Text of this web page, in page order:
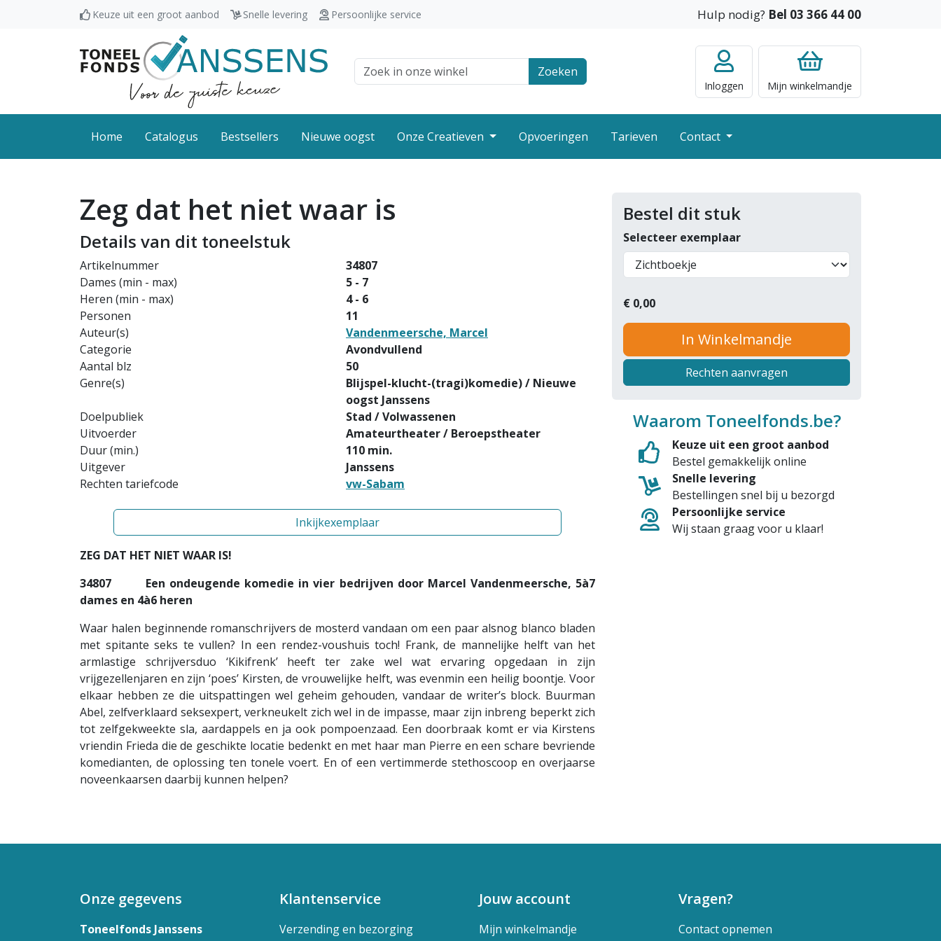
Keuze uit een groot aanbod Snelle levering Persoonlijke service Hulp nodig? Bel 03 366 44 00
Zoek veld Zoeken
Inloggen Mijn winkelmandje
Home Catalogus Bestsellers Nieuwe oogst Onze Creatieven Opvoeringen Tarieven Contact
Zeg dat het niet waar is
Details van dit toneelstuk
Artikelnummer
34807
Dames (min - max)
5 - 7
Heren (min - max)
4 - 6
Personen
11
Auteur(s)
Vandenmeersche, Marcel
Categorie
Avondvullend
Aantal blz
50
Genre(s)
Blijspel-klucht-(tragi)komedie) / Nieuwe
oogst Janssens
Doelpubliek
Stad / Volwassenen
Uitvoerder
Amateurtheater / Beroepstheater
Duur (min.)
110 min.
Uitgever
Janssens
Rechten tariefcode
vw-Sabam
Inkijkexemplaar
ZEG DAT HET NIET WAAR IS!
34807
Een ondeugende komedie in vier bedrijven door Marcel Vandenmeersche, 5à7
dames en 4à6 heren
Waar halen beginnende romanschrijvers de mosterd vandaan om een paar alsnog blanco bladen
met spitante seks te vullen? In een rendez-voushuis toch! Frank, de mannelijke helft van het
armlastige schrijversduo ‘Kikifrenk’ heeft ter zake wel wat ervaring opgedaan in zijn
vrijgezellenjaren en zijn ‘poes’ Kirsten, de vrouwelijke helft, was evenmin een heilig boontje. Voor
elkaar hebben ze die uitspattingen wel geheim gehouden, vandaar de writer’s block. Buurman
Abel, zelfverklaard seksexpert, verkneukelt zich wel in de impasse, maar zijn inbreng beperkt zich
tot zelfgekweekte sla, aardappels en ja ook pompoenzaad. Een doorbraak komt er via Kirstens
vriendin Frieda die de geschikte locatie bedenkt en met haar man Pierre en een schare bevriende
komedianten, de oplossing ten tonele voert. En of een vertimmerde stethoscoop en overjaarse
noveenkaarsen daarbij kunnen helpen?
Bestel dit stuk
Selecteer exemplaar
€ 0,00
In Winkelmandje
Rechten aanvragen
Waarom Toneelfonds.be?
Keuze uit een groot aanbod
Bestel gemakkelijk online
Snelle levering
Bestellingen snel bij u bezorgd
Persoonlijke service
Wij staan graag voor u klaar!
Onze gegevens
Toneelfonds Janssens
Klantenservice
Verzending en bezorging
Jouw account
Mijn winkelmandje
Vragen?
Contact opnemen